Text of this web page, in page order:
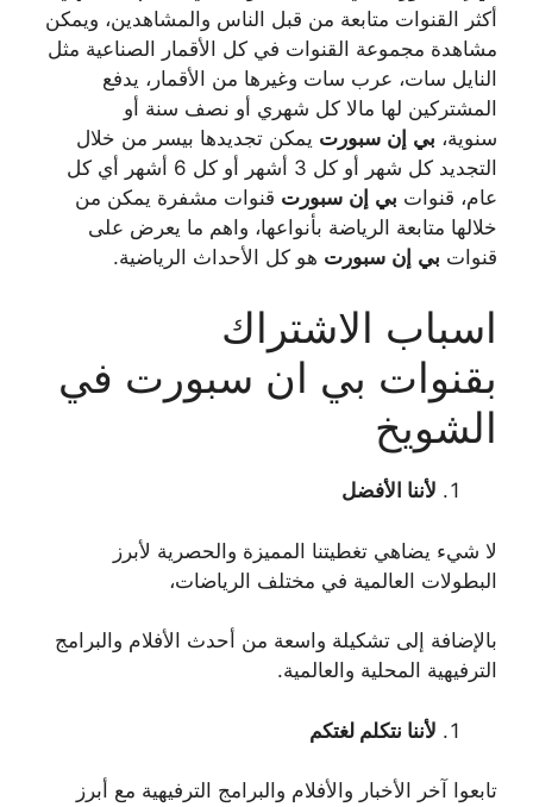
أكثر القنوات متابعة من قبل الناس والمشاهدين، ويمكن
مشاهدة مجموعة القنوات في كل الأقمار الصناعية مثل
النايل سات، عرب سات وغيرها من الأقمار، يدفع
المشتركين لها مالا كل شهري أو نصف سنة أو
سنوية، بي إن سبورت يمكن تجديدها بيسر من خلال
التجديد كل شهر أو كل 3 أشهر أو كل 6 أشهر أي كل
عام، قنوات بي إن سبورت قنوات مشفرة يمكن من
خلالها متابعة الرياضة بأنواعها، واهم ما يعرض على
قنوات بي إن سبورت هو كل الأحداث الرياضية.
اسباب الاشتراك
بقنوات بي ان سبورت في
الشويخ
لأننا الأفضل
لا شيء يضاهي تغطيتنا المميزة والحصرية لأبرز
البطولات العالمية في مختلف الرياضات،
بالإضافة إلى تشكيلة واسعة من أحدث الأفلام والبرامج
الترفيهية المحلية والعالمية.
لأننا نتكلم لغتكم
تابعوا آخر الأخبار والأفلام والبرامج الترفيهية مع أبرز